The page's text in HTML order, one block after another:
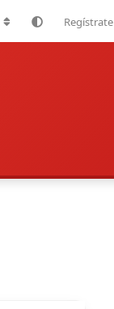
Regístrate